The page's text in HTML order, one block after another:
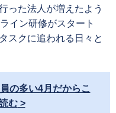
った法人が増えたよう
イン研修がスタート
スクに追われる日々と
の多い4月だからこ
む